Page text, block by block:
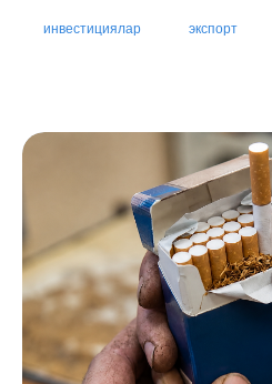
инвестициялар экспорт